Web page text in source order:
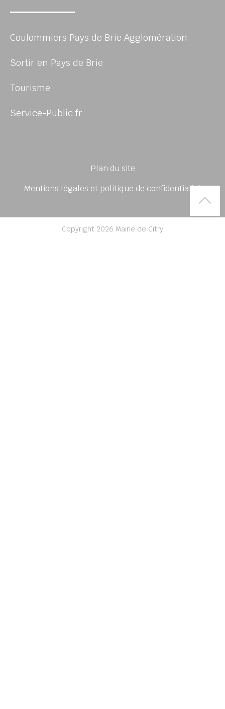
Coulommiers Pays de Brie Agglomération
Sortir en Pays de Brie
Tourisme
Service-Public.fr
Plan du site
Mentions légales et politique de confidentialité
Copyright 2026 Mairie de Citry